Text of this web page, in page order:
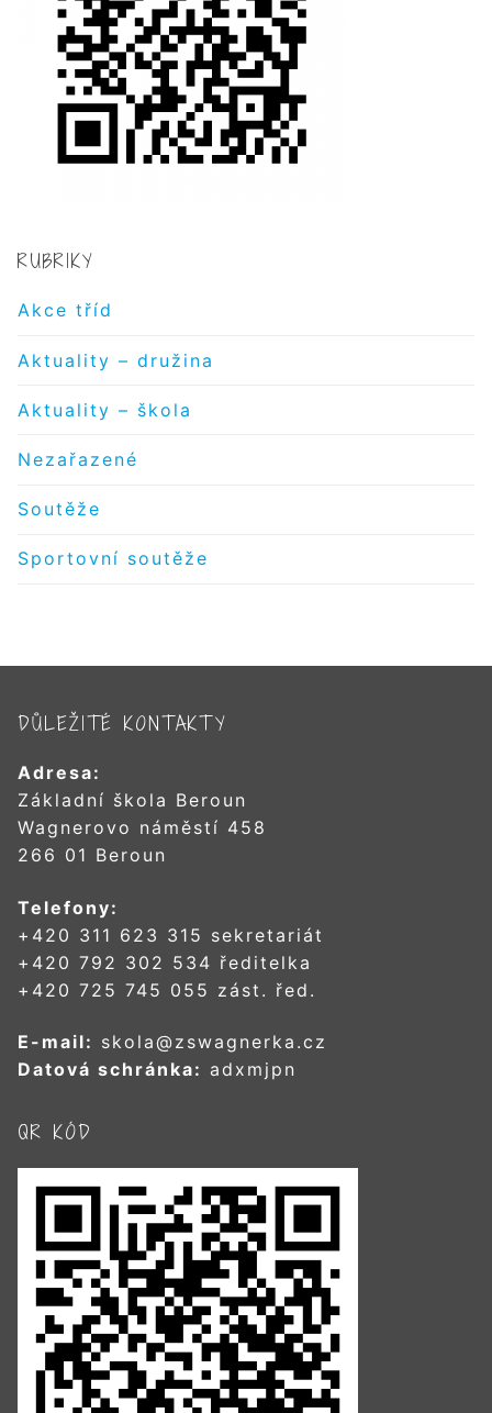
RUBRIKY
Akce tříd
Aktuality – družina
Aktuality – škola
Nezařazené
Soutěže
Sportovní soutěže
DŮLEŽITÉ KONTAKTY
Adresa:
Základní škola Beroun
Wagnerovo náměstí 458
266 01 Beroun
Telefony:
+420 311 623 315 sekretariát
+420 792 302 534 ředitelka
+420 725 745 055 zást. řed.
E-mail: skola@zswagnerka.cz
Datová schránka: adxmjpn
QR KÓD